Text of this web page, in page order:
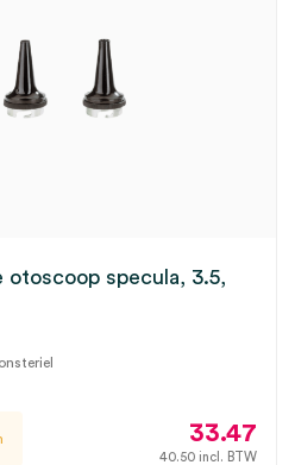
otoscoop specula, 3.5,
33.47
40.50 incl. BTW